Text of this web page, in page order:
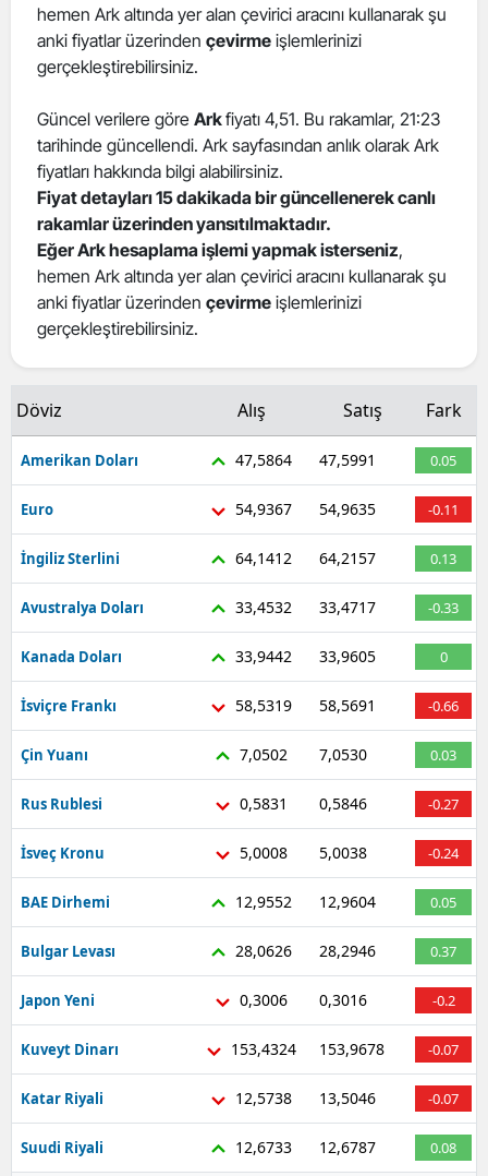
hemen Ark altında yer alan çevirici aracını kullanarak şu
anki fiyatlar üzerinden çevirme işlemlerinizi
gerçekleştirebilirsiniz.
Güncel verilere göre Arkfiyatı 4,51. Bu rakamlar, 21:23
tarihinde güncellendi. Ark sayfasından anlık olarak Ark
fiyatları hakkında bilgi alabilirsiniz.
Fiyat detayları 15 dakikada bir güncellenerek canlı
rakamlar üzerinden yansıtılmaktadır.
Eğer Ark hesaplama işlemi yapmak isterseniz,
hemen Ark altında yer alan çevirici aracını kullanarak şu
anki fiyatlar üzerinden çevirme işlemlerinizi
gerçekleştirebilirsiniz.
Döviz Alış Satış Fark
Amerikan Doları 47,5864 47,5991 0.05
Euro 54,9367 54,9635 -0.11
İngiliz Sterlini 64,1412 64,2157 0.13
Avustralya Doları 33,4532 33,4717 -0.33
Kanada Doları 33,9442 33,9605 0
İsviçre Frankı 58,5319 58,5691 -0.66
Çin Yuanı 7,0502 7,0530 0.03
Rus Rublesi 0,5831 0,5846 -0.27
İsveç Kronu 5,0008 5,0038 -0.24
BAE Dirhemi 12,9552 12,9604 0.05
Bulgar Levası 28,0626 28,2946 0.37
Japon Yeni 0,3006 0,3016 -0.2
Kuveyt Dinarı 153,4324 153,9678 -0.07
Katar Riyali 12,5738 13,5046 -0.07
Suudi Riyali 12,6733 12,6787 0.08